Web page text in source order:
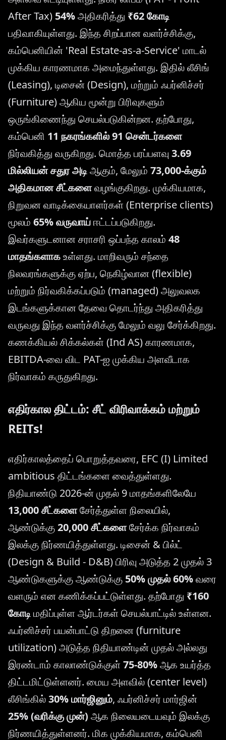
After Tax) 54%அதிகரித்து ₹62 கோடி
பதிவாகியுள்ளது. இந்த சிறப்பான வளர்ச்சிக்கு,
கம்பெனியின் 'Real Estate-as-a-Service' மாடல்
முக்கிய காரணமாக அமைந்துள்ளது. இதில் லீசிங்
(Leasing), டிசைன் (Design), மற்றும் ஃபர்னிச்சர்
(Furniture) ஆகிய மூன்று பிரிவுகளும்
ஒருங்கிணைந்து செயல்படுகின்றன. தற்போது,
கம்பெனி 11 நகரங்களில் 91 சென்டர்களை
நிர்வகித்து வருகிறது. மொத்த பரப்பளவு 3.69
மில்லியன் சதுர அடிஆகும், மேலும் 73,000-க்கும்
அதிகமான சீட்களைவழங்குகிறது. முக்கியமாக,
நிறுவன வாடிக்கையாளர்கள் (Enterprise clients)
மூலம் 65% வருவாய்ஈட்டப்படுகிறது.
இவர்களுடனான சராசரி ஒப்பந்த காலம் 48
மாதங்களாகஉள்ளது. மாறிவரும் சந்தை
நிலவரங்களுக்கு ஏற்ப, நெகிழ்வான (flexible)
மற்றும் நிர்வகிக்கப்படும் (managed) அலுவலக
இடங்களுக்கான தேவை தொடர்ந்து அதிகரித்து
வருவது இந்த வளர்ச்சிக்கு மேலும் வலு சேர்க்கிறது.
கணக்கியல் சிக்கல்கள் (Ind AS) காரணமாக,
EBITDA-வை விட PAT-ஐ முக்கிய அளவீடாக
நிர்வாகம் கருதுகிறது.
எதிர்கால திட்டம்: சீட் விரிவாக்கம் மற்றும்
REITs!
எதிர்காலத்தைப் பொறுத்தவரை, EFC (I) Limited
ambitious திட்டங்களை வைத்துள்ளது.
நிதியாண்டு 2026-ன் முதல் 9 மாதங்களிலேயே
13,000 சீட்களைசேர்த்துள்ள நிலையில்,
ஆண்டுக்கு20,000 சீட்களைசேர்க்க நிர்வாகம்
இலக்கு நிர்ணயித்துள்ளது. டிசைன் & பில்ட்
(Design & Build - D&B) பிரிவு அடுத்த 2 முதல் 3
ஆண்டுகளுக்கு ஆண்டுக்கு 50% முதல் 60%வரை
வளரும் என கணிக்கப்பட்டுள்ளது. தற்போது ₹160
கோடிமதிப்புள்ள ஆர்டர்கள் செயல்பாட்டில் உள்ளன.
ஃபர்னிச்சர் பயன்பாட்டு திறனை (furniture
utilization) அடுத்த நிதியாண்டின் முதல் அல்லது
இரண்டாம் காலாண்டுக்குள் 75-80%ஆக உயர்த்த
திட்டமிட்டுள்ளனர். மைய அளவில் (center level)
லீசிங்கில்30% மார்ஜினும், ஃபர்னிச்சர் மார்ஜின்
25% (வரிக்கு முன்) ஆக நிலையடையவும் இலக்கு
நிர்ணயித்துள்ளனர். மிக முக்கியமாக, கம்பெனி